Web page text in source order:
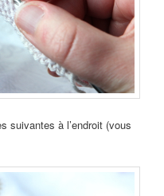
suivantes à l’endroit (vous